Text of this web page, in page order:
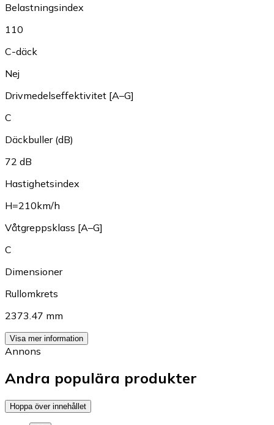
Belastningsindex
110
C-däck
Nej
Drivmedelseffektivitet [A–G]
C
Däckbuller (dB)
72 dB
Hastighetsindex
H=210km/h
Våtgreppsklass [A–G]
C
Dimensioner
Rullomkrets
2373.47 mm
Visa mer information
Annons
Andra populära produkter
Hoppa över innehållet